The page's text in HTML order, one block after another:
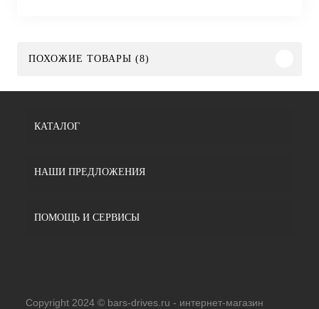
ПОХОЖИЕ ТОВАРЫ (8)
КАТАЛОГ
НАШИ ПРЕДЛОЖЕНИЯ
ПОМОЩЬ И СЕРВИСЫ
Copyright 2024 © bars-drives.ru - интернет-магазин